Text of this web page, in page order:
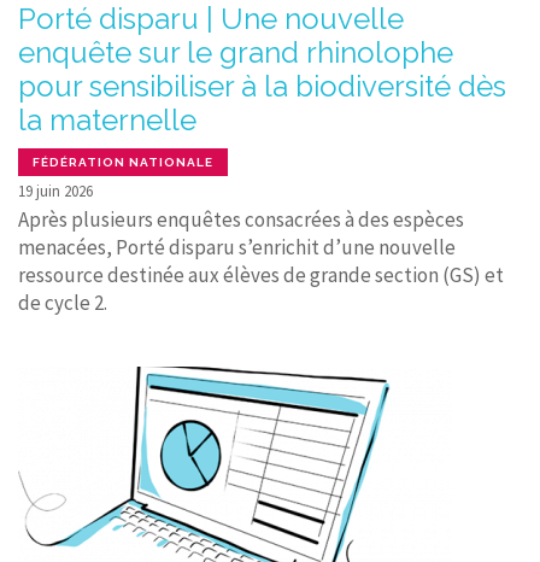
Porté disparu | Une nouvelle
enquête sur le grand rhinolophe
pour sensibiliser à la biodiversité dès
la maternelle
FÉDÉRATION NATIONALE
19 juin 2026
Après plusieurs enquêtes consacrées à des espèces
menacées, Porté disparu s’enrichit d’une nouvelle
ressource destinée aux élèves de grande section (GS) et
de cycle 2.